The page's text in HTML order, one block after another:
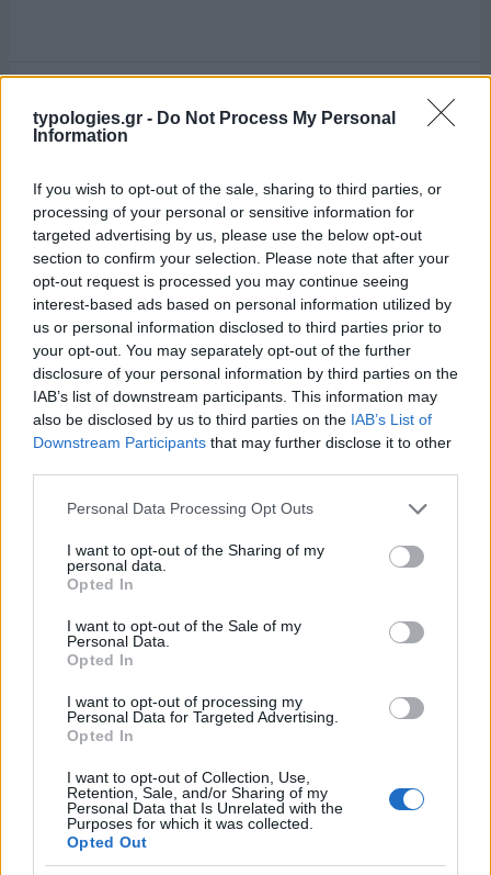
typologies.gr - Do Not Process My Personal
Information
If you wish to opt-out of the sale, sharing to third parties, or
processing of your personal or sensitive information for
targeted advertising by us, please use the below opt-out
section to confirm your selection. Please note that after your
opt-out request is processed you may continue seeing
interest-based ads based on personal information utilized by
us or personal information disclosed to third parties prior to
your opt-out. You may separately opt-out of the further
disclosure of your personal information by third parties on the
IAB’s list of downstream participants. This information may
also be disclosed by us to third parties on the IAB’s List of
Downstream Participants that may further disclose it to other
Please note that this website/app uses one or more Google
not limited to your visit or usage behaviour. You may click to
grant or deny consent to Google and its third-party tags to
use your data for below specified purposes in below Google
consent section.
Personal Data Processing Opt Outs
I want to opt-out of the Sharing of my
personal data.
Opted In
I want to opt-out of the Sale of my
Personal Data.
Opted In
I want to opt-out of processing my
Personal Data for Targeted Advertising.
Opted In
I want to opt-out of Collection, Use,
Retention, Sale, and/or Sharing of my
Personal Data that Is Unrelated with the
Purposes for which it was collected.
Opted OutΗ ΣΤΗΛΗ ΜΑΣ